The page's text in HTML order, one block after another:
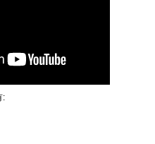
: